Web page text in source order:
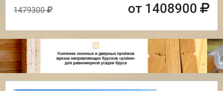
1479300 от 1408900